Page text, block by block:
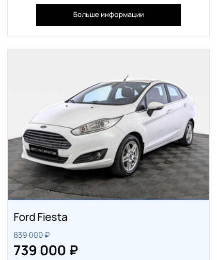
Больше информации
Ford Fiesta
839 000 ₽
739 000 ₽